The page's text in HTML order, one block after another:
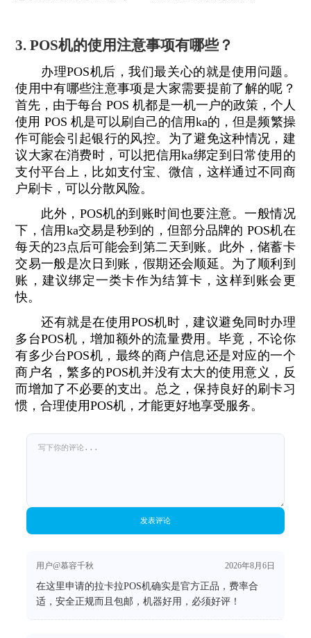
3. POS机的使用注意事项有哪些？
办理POS机后，我们最关心的就是使用问题。
使用中有哪些注意事项是大家需要提前了解的呢？
首先，由于每台 POS 机都是一机一户的政策，个人
使用 POS 机是可以刷自己的信用ka的，但是频繁操
作可能会引起银行的风控。为了避免这种情况，建
议大家在消费时，可以把信用ka绑定到日常使用的
支付平台上，比如支付宝、微信，这样通过不同商
户刷卡，可以分散风险。
此外，POS机的到账时间也要注意。一般情况
下，信用ka交易是秒到的，但部分品牌的 POS机在
每天的23点后可能会到第二天到账。此外，储蓄卡
交易一般是次日到账，假期还会顺延。为了顺利到
账，建议绑定一类卡作为结算卡，这样到账会更
快。
还有就是在使用POS机时，建议避免同时办理
多台POS机，增加额外的流量费用。毕竟，不论你
有多少台POS机，最终的商户信息还是对应的一个
商户名，繁多的POS机并没有太大的使用意义，反
而增加了不必要的支出。总之，保持良好的刷卡习
惯，合理使用POS机，才能更好地享受服务。
发表评论
用户@慕容千秋 2026年8月6日
在这里申请的拉卡拉POS机确实是官方正品，费率合
适，安全正规而且包邮，机器好用，必须好评！